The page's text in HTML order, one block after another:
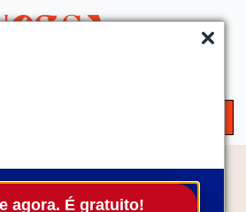
agora. É gratuito!